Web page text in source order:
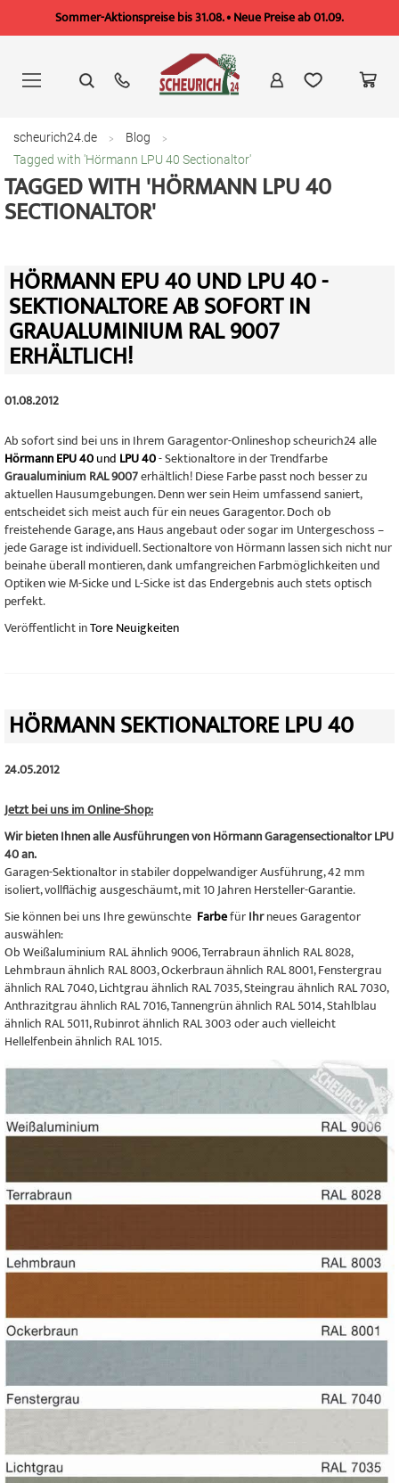
Sommer-Aktionspreise bis 31.08. • Neue Preise ab 01.09.
springen
scheurich24.de
Blog
Tagged with 'Hörmann LPU 40 Sectionaltor'
TAGGED WITH 'HÖRMANN LPU 40
SECTIONALTOR'
HÖRMANN EPU 40 UND LPU 40 -
SEKTIONALTORE AB SOFORT IN
GRAUALUMINIUM RAL 9007
ERHÄLTLICH!
01.08.2012
Ab sofort sind bei uns in Ihrem Garagentor-Onlineshop scheurich24 alle
Hörmann EPU 40und LPU 40- Sektionaltore in der Trendfarbe
Graualuminium RAL 9007erhältlich! Diese Farbe passt noch besser zu
aktuellen Hausumgebungen. Denn wer sein Heim umfassend saniert,
entscheidet sich meist auch für ein neues Garagentor. Doch ob
freistehende Garage, ans Haus angebaut oder sogar im Untergeschoss –
jede Garage ist individuell. Sectionaltore von Hörmann lassen sich nicht nur
beinahe überall montieren, dank umfangreichen Farbmöglichkeiten und
Optiken wie M-Sicke und L-Sicke ist das Endergebnis auch stets optisch
perfekt.
Veröffentlicht inTore Neuigkeiten
HÖRMANN SEKTIONALTORE LPU 40
24.05.2012
Jetzt bei uns im Online-Shop:
Wir bieten Ihnen alle Ausführungen von Hörmann Garagensectionaltor LPU
40 an.
Garagen-Sektionaltor in stabiler doppelwandiger Ausführung, 42 mm
isoliert, vollflächig ausgeschäumt, mit 10 Jahren Hersteller-Garantie.
Sie können bei uns Ihre gewünschte FarbefürIhrneues Garagentor
auswählen:
Ob Weißaluminium RAL ähnlich 9006, Terrabraun ähnlich RAL 8028,
Lehmbraun ähnlich RAL 8003, Ockerbraun ähnlich RAL 8001, Fenstergrau
ähnlich RAL 7040, Lichtgrau ähnlich RAL 7035, Steingrau ähnlich RAL 7030,
Anthrazitgrau ähnlich RAL 7016, Tannengrün ähnlich RAL 5014, Stahlblau
ähnlich RAL 5011, Rubinrot ähnlich RAL 3003 oder auch vielleicht
Hellelfenbein ähnlich RAL 1015.